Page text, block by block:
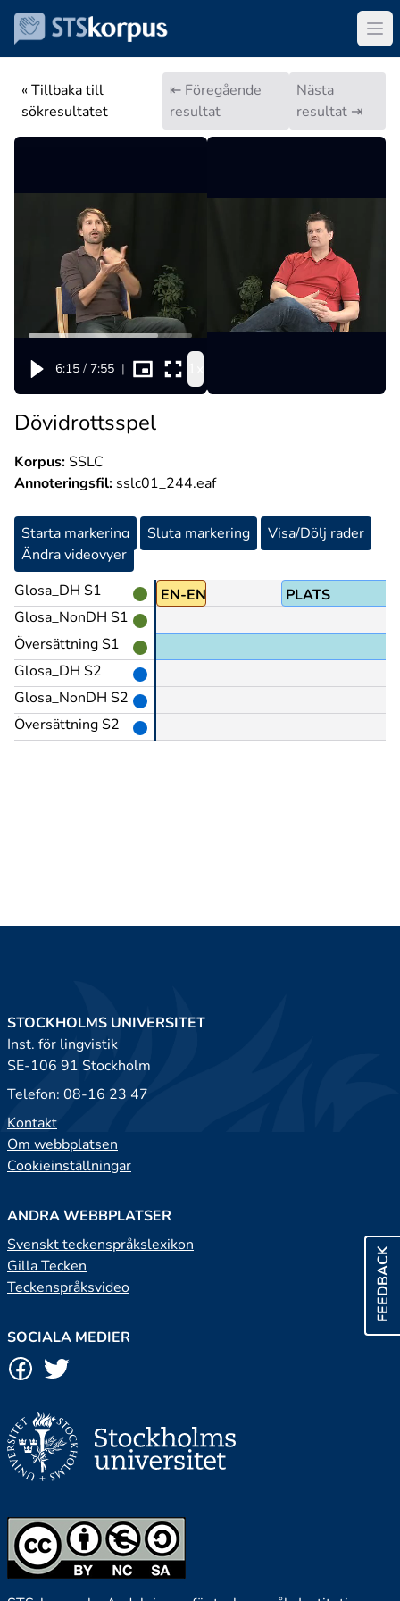
« Tillbaka till
sökresultatet
⇤ Föregående
resultat
Nästa
resultat ⇥
6:15 / 7:55 |
Dövidrottsspel
Korpus:SSLC
Annoteringsfil: sslc01_244.eaf
Starta markering Sluta markering
Visa/Dölj rader
Ändra videovyer
Glosa_DH S1
Glosa_NonDH S1
Översättning S1
Glosa_DH S2
Glosa_NonDH S2
Översättning S2
EN-ENDA PLATS
FEEDBACK
STOCKHOLMS UNIVERSITET
Inst. för lingvistik
SE-106 91 Stockholm
Telefon: 08-16 23 47
Kontakt
Om webbplatsen
Cookieinställningar
ANDRA WEBBPLATSER
Svenskt teckenspråkslexikon
Gilla Tecken
Teckenspråksvideo
SOCIALA MEDIER